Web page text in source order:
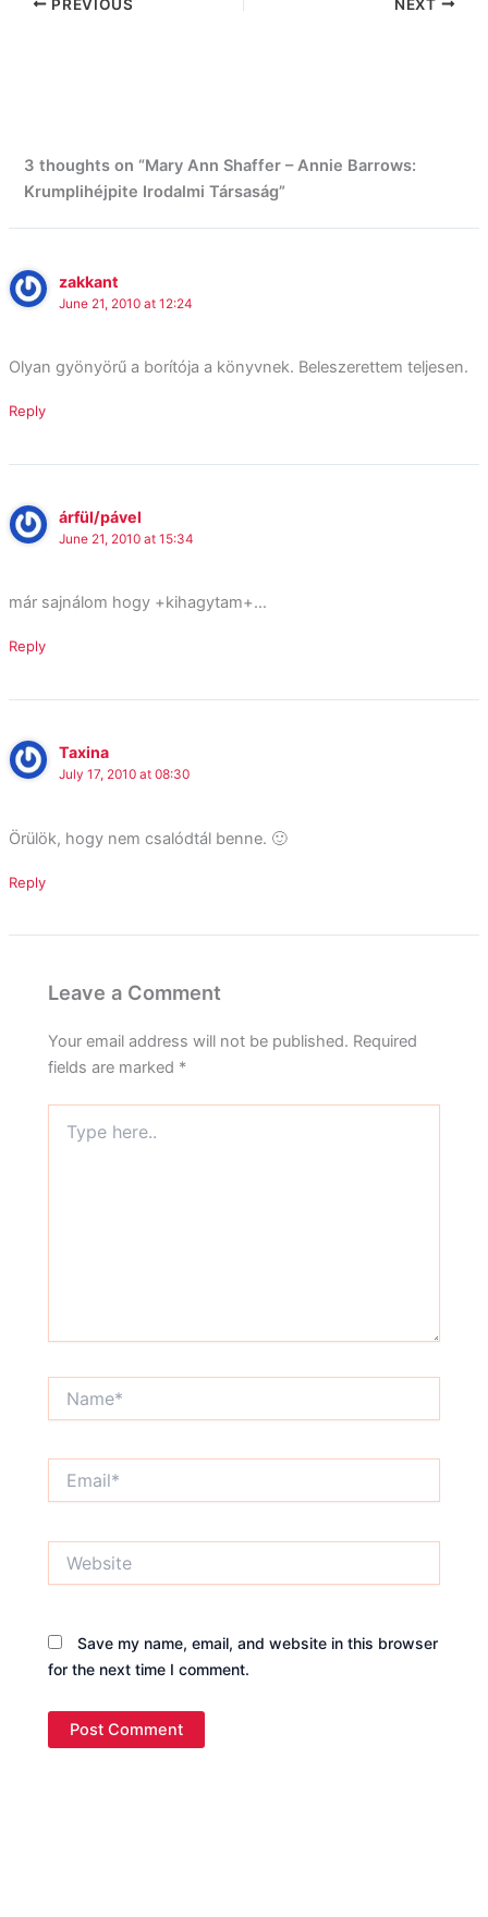
PREVIOUS NEXT
3 thoughts on “Mary Ann Shaffer – Annie Barrows:
Krumplihéjpite Irodalmi Társaság”
zakkant
June 21, 2010 at 12:24
Olyan gyönyörű a borítója a könyvnek. Beleszerettem teljesen.
Reply
árfül/pável
June 21, 2010 at 15:34
már sajnálom hogy +kihagytam+…
Reply
Taxina
July 17, 2010 at 08:30
Örülök, hogy nem csalódtál benne. 🙂
Reply
Leave a Comment
Your email address will not be published. Required
fields are marked *
here..
Save my name, email, and website in this browser
for the next time I comment.